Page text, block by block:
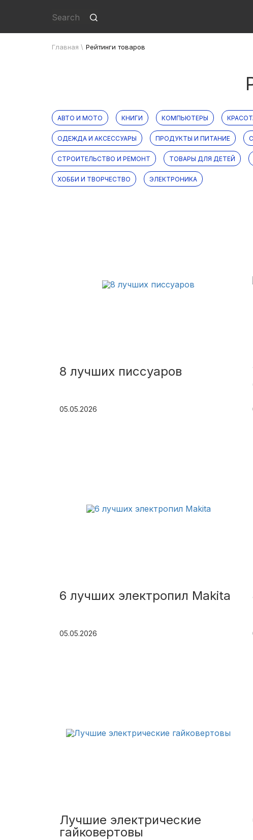
Главная \ Рейтинги товаров
АВТО И МОТО КНИГИ КОМПЬЮТЕРЫ
ОДЕЖДА И АКСЕССУАРЫ ПРОДУКТЫ И ПИТАНИЕ
СТРОИТЕЛЬСТВО И РЕМОНТ ТОВАРЫ ДЛЯ ДЕТЕЙ
ХОББИ И ТВОРЧЕСТВО ЭЛЕКТРОНИКА
8 лучших писсуаров
05.05.2026
6 лучших электропил Makita
05.05.2026
Лучшие электрические
гайковертовы